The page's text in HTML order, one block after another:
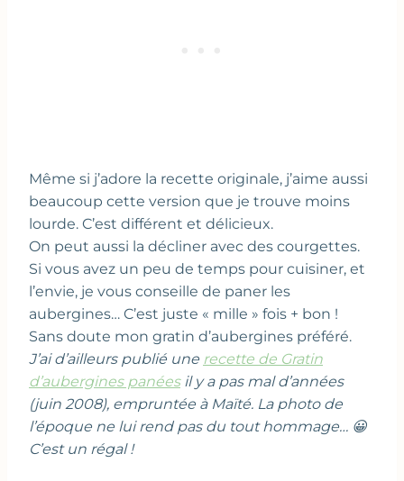
Même si j’adore la recette originale, j’aime aussi
beaucoup cette version que je trouve moins
lourde. C’est différent et délicieux.
On peut aussi la décliner avec des courgettes.
Si vous avez un peu de temps pour cuisiner, et
l’envie, je vous conseille de paner les
aubergines… C’est juste « mille » fois + bon !
Sans doute mon gratin d’aubergines préféré.
J’ai d’ailleurs publié une recette de Gratin
d’aubergines panéesil y a pas mal d’années
(juin 2008), empruntée à Maïté. La photo de
l’époque ne lui rend pas du tout hommage… 😀
C’est un régal !